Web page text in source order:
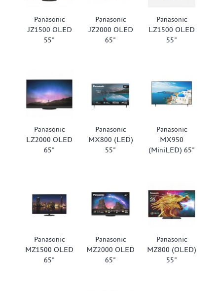
Panasonic
JZ1500 OLED
55"
Panasonic
JZ2000 OLED
65"
Panasonic
LZ1500 OLED
55"
Panasonic
LZ2000 OLED
65"
Panasonic
MX800 (LED)
55"
Panasonic
MX950
(MiniLED) 65"
Panasonic
MZ1500 OLED
65"
Panasonic
MZ2000 OLED
65"
Panasonic
MZ800 (OLED)
55"